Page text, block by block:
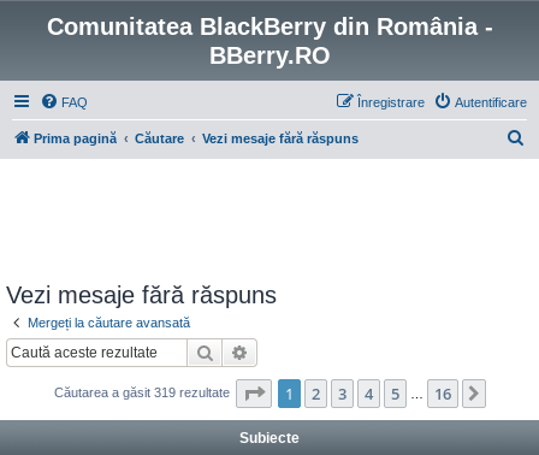
Comunitatea BlackBerry din România -
BBerry.RO
FAQ Autentificare
Înregistrare
Prima pagină Căutare Vezi mesaje fără răspuns
Vezi mesaje fără răspuns
Mergeți la căutare avansată
Căutare
Căutarea a găsit 319 rezultate Pagina din 16
1 2 3 4 5 16
Subiecte